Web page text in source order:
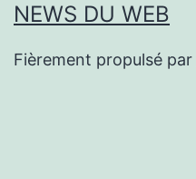
NEWS DU WEB
Fièrement propulsé par